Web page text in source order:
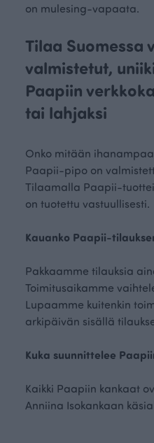
on mulesing-vapaata.
Tilaa Suomessa
valmistetut,
Paapiin
tai lahjaksi
Onko mitään
Paapii-pipo on
Tilaamalla Paapii-
on tuotettu vastuullisesti.
Kauanko Paapii-
Pakkaamme tilauksia
Toimitusaikamme
Lupaamme kuitenkin
arkipäivän sisällä
Kuka suunnittelee
Kaikki Paapiin kankaat
Anniina Isokankaan